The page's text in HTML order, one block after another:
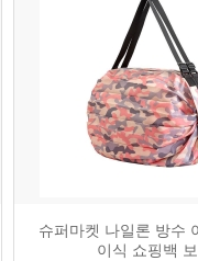
슈퍼마켓 나일론 방수
이식 쇼핑백